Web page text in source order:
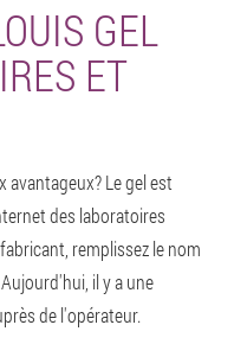
GEL
ET
Le gel est
des laboratoires
remplissez le nom
il y a une
de l'opérateur.